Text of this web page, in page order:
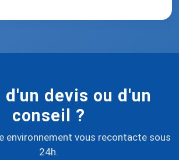
d'un devis ou d'un
conseil ?
environnement vous recontacte sous
24h.